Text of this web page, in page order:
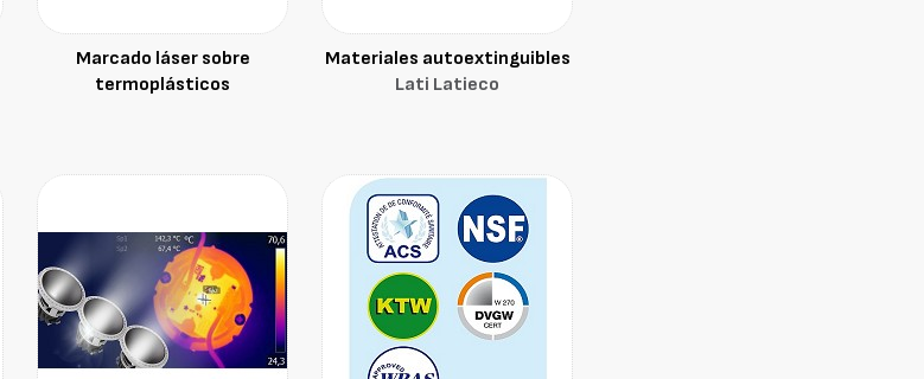
Marcado láser sobre
termoplásticos
Materiales autoextinguibles
Lati Latieco